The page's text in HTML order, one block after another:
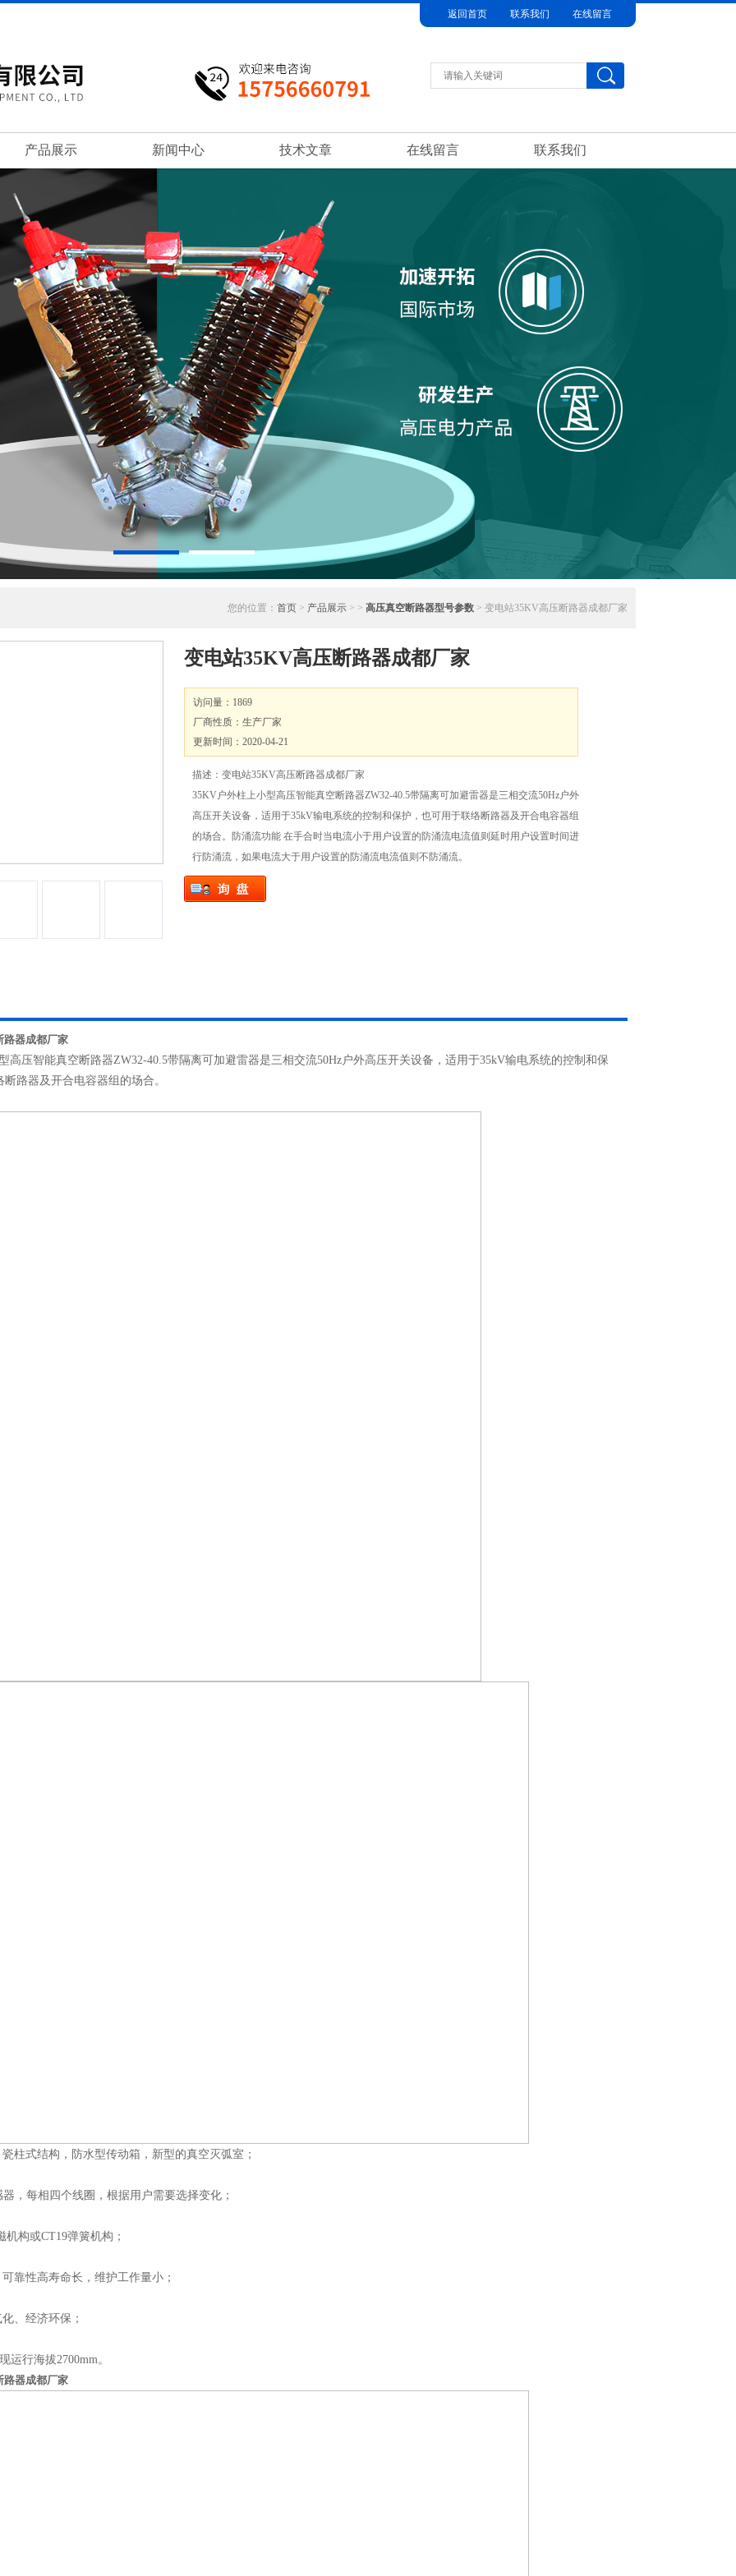
返回首页 联系我们 在线留言
产品展示 新闻中心 技术文章 在线留言 联系我们
您的位置： 首页 > 产品展示 > > 高压真空断路器型号参数 > 变电站35KV高压断路器成都厂家
变电站35KV高压断路器成都厂家
访问量：1869
厂商性质：生产厂家
更新时间：2020-04-21
描述：变电站35KV高压断路器成都厂家
35KV户外柱上小型高压智能真空断路器ZW32-40.5带隔离可加避雷器是三相交流50Hz户外
高压开关设备，适用于35kV输电系统的控制和保护，也可用于联络断路器及开合电容器组
的场合。防涌流功能 在手合时当电流小于用户设置的防涌流电流值则延时用户设置时间进
行防涌流，如果电流大于用户设置的防涌流电流值则不防涌流。
路器成都厂家
高压智能真空断路器ZW32-40.5带隔离可加避雷器是三相交流50Hz户外高压开关设备，适用于35kV输电系统的控制和保
路器及开合电容器组的场合。
柱式结构，防水型传动箱，新型的真空灭弧室；
，每相四个线圈，根据用户需要选择变化；
机构或CT19弹簧机构；
靠性高寿命长，维护工作量小；
、经济环保；
运行海拔2700mm。
路器成都厂家